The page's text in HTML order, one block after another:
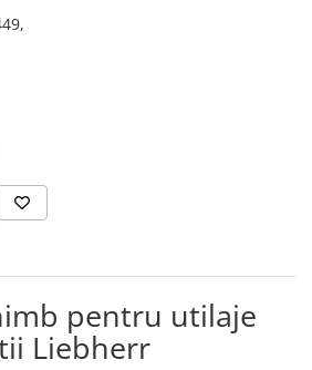
pentru utilaje
Liebherr